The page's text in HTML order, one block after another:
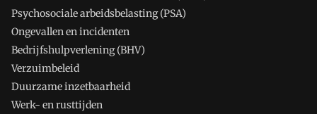
Psychosociale arbeidsbelasting (PSA)
Ongevallen en incidenten
Bedrijfshulpverlening (BHV)
Verzuimbeleid
Duurzame inzetbaarheid
Werk- en rusttijden